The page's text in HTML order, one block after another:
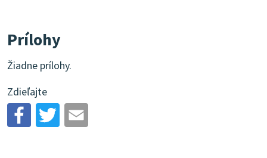
Prílohy
Žiadne prílohy.
Zdieľajte